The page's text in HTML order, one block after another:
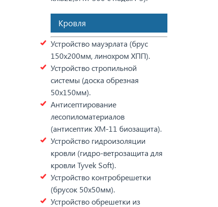
Кровля
Устройство мауэрлата (брус
150х200мм, линохром ХПП).
Устройство стропильной
системы (доска обрезная
50х150мм).
Антисептирование
лесопиломатериалов
(антисептик ХМ-11 биозащита).
Устройство гидроизоляции
кровли (гидро-ветрозащита для
кровли Tyvek Soft).
Устройство контробрешетки
(брусок 50х50мм).
Устройство обрешетки из